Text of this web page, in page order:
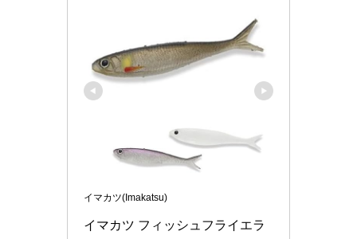
イマカツ(Imakatsu)
イマカツ フィッシュフライエラ